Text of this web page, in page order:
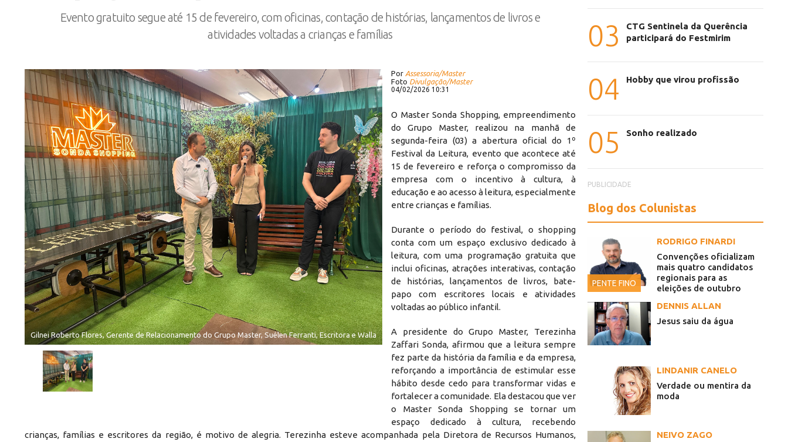
Evento gratuito segue até 15 de fevereiro, com oficinas, contação de histórias, lançamentos de livros e
atividades voltadas a crianças e famílias
Gilnei Roberto Flores, Gerente de Relacionamento do Grupo Master, Suélen Ferranti, Escritora e Walla
Por Assessoria/Master
Foto Divulgação/Master
04/02/2026 10:31
O Master Sonda Shopping, empreendimento
do Grupo Master, realizou na manhã de
segunda-feira (03) a abertura oficial do 1º
Festival da Leitura, evento que acontece até
15 de fevereiro e reforça o compromisso da
empresa com o incentivo à cultura, à
educação e ao acesso à leitura, especialmente
entre crianças e famílias.
Durante o período do festival, o shopping
conta com um espaço exclusivo dedicado à
leitura, com uma programação gratuita que
inclui oficinas, atrações interativas, contação
de histórias, lançamentos de livros, bate-
papo com escritores locais e atividades
voltadas ao público infantil.
A presidente do Grupo Master, Terezinha
Zaffari Sonda, afirmou que a leitura sempre
fez parte da história da família e da empresa,
reforçando a importância de estimular esse
hábito desde cedo para transformar vidas e
fortalecer a comunidade. Ela destacou que ver
o Master Sonda Shopping se tornar um
espaço dedicado à cultura, recebendo
crianças, famílias e escritores da região, é motivo de alegria. Terezinha esteve acompanhada pela Diretora de Recursos Humanos,
03
CTG Sentinela da Querência
participará do Festmirim
04 Hobby que virou profissão
05 Sonho realizado
PUBLICIDADE
Blog dos Colunistas
PENTE FINO
RODRIGO FINARDI
Convenções oficializam
mais quatro candidatos
regionais para as
eleições de outubro
DENNIS ALLAN
Jesus saiu da água
LINDANIR CANELO
Verdade ou mentira da
moda
NEIVO ZAGO